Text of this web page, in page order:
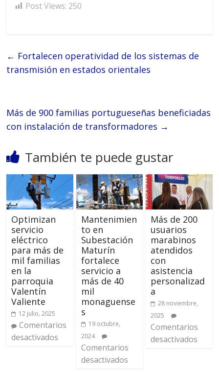
Post Views: 250
← Fortalecen operatividad de los sistemas de
transmisión en estados orientales
Más de 900 familias portugueseñas beneficiadas
con instalación de transformadores →
También te puede gustar
Optimizan
servicio
eléctrico
para más de
mil familias
en la
parroquia
Valentín
Valiente
12 julio, 2025
Comentarios
desactivados
Mantenimien
to en
Subestación
Maturín
fortalece
servicio a
más de 40
mil
monaguense
s
19 octubre,
2024
Comentarios
desactivados
Más de 200
usuarios
marabinos
atendidos
con
asistencia
personalizad
a
28 noviembre,
2025
Comentarios
desactivados